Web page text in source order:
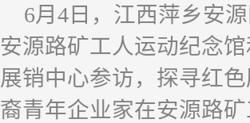
6月4日，江西萍乡安
安源路矿工人运动纪念
展销中心参访，探寻红
裔青年企业家在安源路